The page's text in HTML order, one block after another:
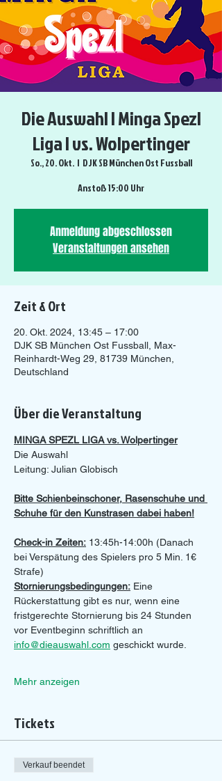
Die Auswahl | Minga Spezl
Liga | vs. Wolpertinger
So., 20. Okt.
  |
DJK SB München Ost Fussball
Anstoß 15:00 Uhr
Anmeldung abgeschlossen
Veranstaltungen ansehen
Zeit & Ort
20. Okt. 2024, 13:45 – 17:00
DJK SB München Ost Fussball, Max-
Reinhardt-Weg 29, 81739 München,
Deutschland
Über die Veranstaltung
MINGA SPEZL LIGA vs. Wolpertinger
Die Auswahl
Leitung: Julian Globisch
Bitte Schienbeinschoner, Rasenschuhe und
Schuhe für den Kunstrasen dabei haben!
Check-in Zeiten: 13:45h-14:00h (Danach
bei Verspätung des Spielers pro 5 Min. 1€
Strafe)
Stornierungsbedingungen: Eine
Rückerstattung gibt es nur, wenn eine
fristgerechte Stornierung bis 24 Stunden
vor Eventbeginn schriftlich an
info@dieauswahl.com geschickt wurde.
Mehr anzeigen
Tickets
Verkauf beendet